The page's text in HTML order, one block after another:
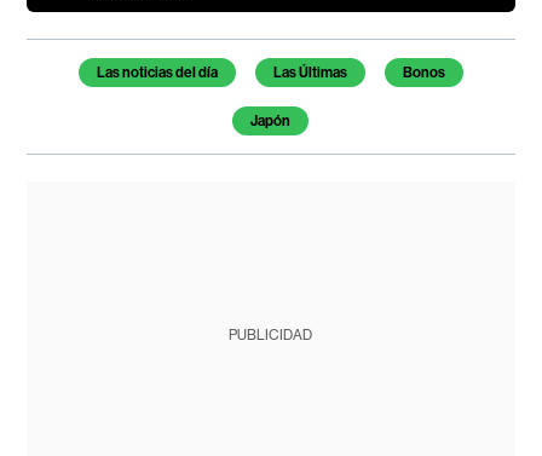
Temas de este artículo
Las noticias del día Las Últimas Bonos
Japón
PUBLICIDAD